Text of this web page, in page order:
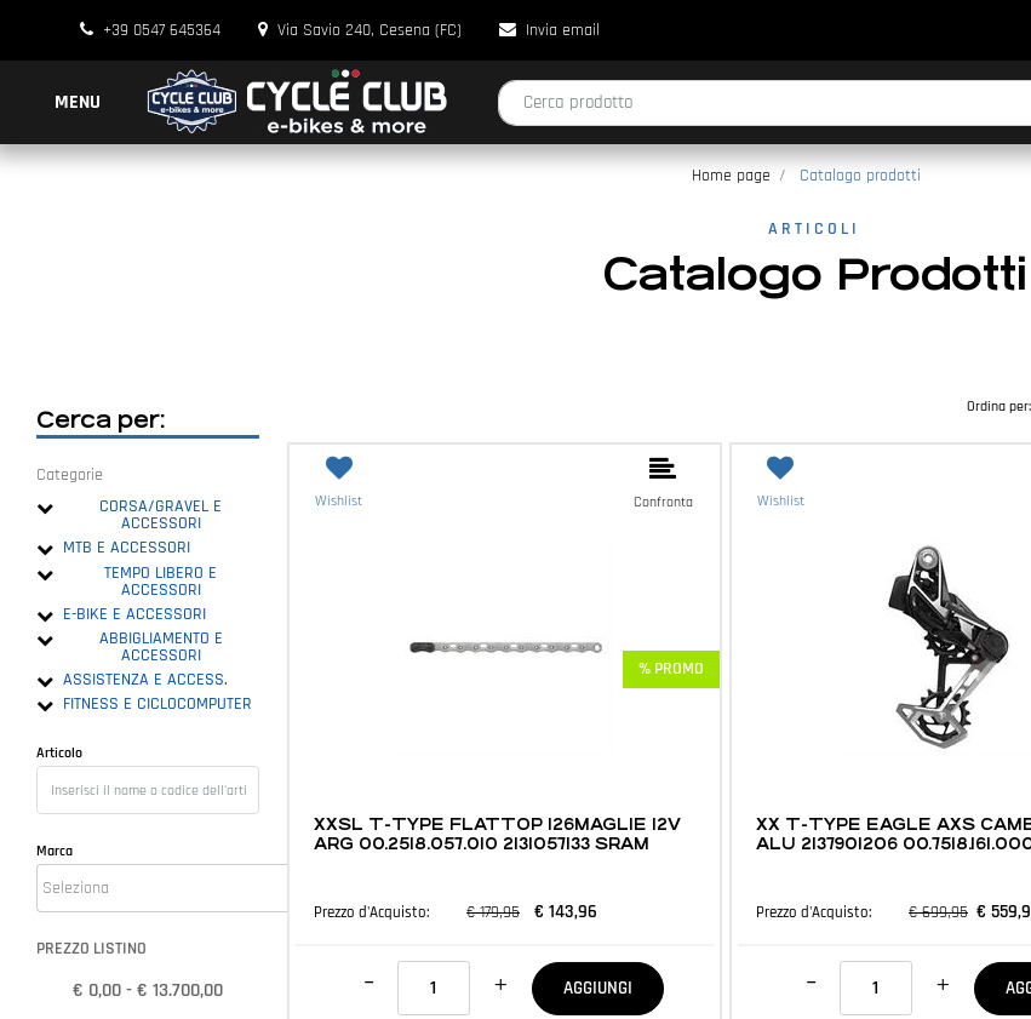
+39 0547 645364 Via Savio 240, Cesena (FC) Invia email
MENU La modifica di un filtro aggiorna automaticamente gli altri filtri disponibili.
Home page Catalogo prodotti
ARTICOLI
Catalogo Prodotti
Cerca per:
La modifica di un filtro aggiorna automaticamente gli altri filtri disponibili.
Categorie
CORSA/GRAVEL E
ACCESSORI
MTB E ACCESSORI
TEMPO LIBERO E
ACCESSORI
E-BIKE E ACCESSORI
ABBIGLIAMENTO E
ACCESSORI
ASSISTENZA E ACCESS.
FITNESS E CICLOCOMPUTER
Articolo
Marca
PREZZO LISTINO
€ 0,00 - € 13.700,00
Ordina per:
Wishlist Confronta
% PROMO
XXSL T-TYPE FLATTOP 126MAGLIE 12V
ARG 00.2518.057.010 2131057133 SRAM
Prezzo d'Acquisto: € 179,95 € 143,96
Quantità
AGGIUNGI
Wishlist
XX T-TYPE EAGLE AXS
ALU 2137901206
Prezzo d'Acquisto: € 699,95 €
Quantità